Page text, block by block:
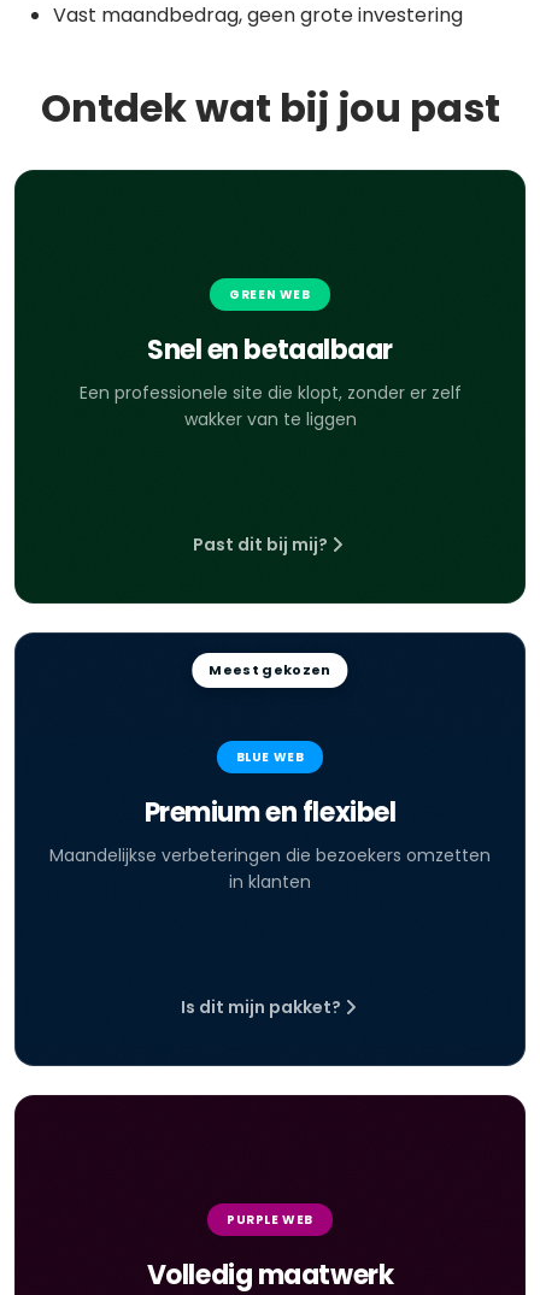
Vast maandbedrag, geen grote investering
Ontdek wat bij jou past
GREEN WEB
Snel en betaalbaar
Een professionele site die klopt, zonder er zelf
wakker van te liggen
Past dit bij mij?
Meest gekozen
BLUE WEB
Premium en flexibel
Maandelijkse verbeteringen die bezoekers omzetten
in klanten
Is dit mijn pakket?
PURPLE WEB
Volledig maatwerk